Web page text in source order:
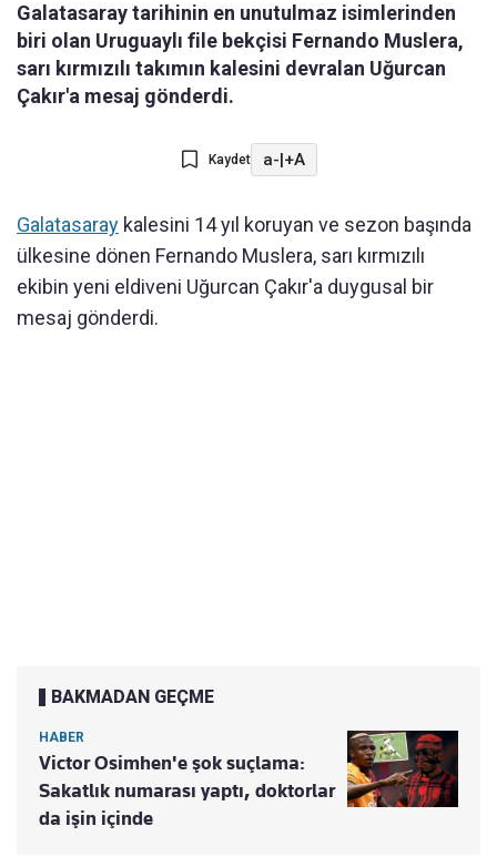
Galatasaray tarihinin en unutulmaz isimlerinden
biri olan Uruguaylı file bekçisi Fernando Muslera,
sarı kırmızılı takımın kalesini devralan Uğurcan
Çakır'a mesaj gönderdi.
Kaydet a-|+A
Galatasaray kalesini 14 yıl koruyan ve sezon başında
ülkesine dönen Fernando Muslera, sarı kırmızılı
ekibin yeni eldiveni Uğurcan Çakır'a duygusal bir
mesaj gönderdi.
BAKMADAN GEÇME
HABER
Victor Osimhen'e şok suçlama:
Sakatlık numarası yaptı, doktorlar
da işin içinde